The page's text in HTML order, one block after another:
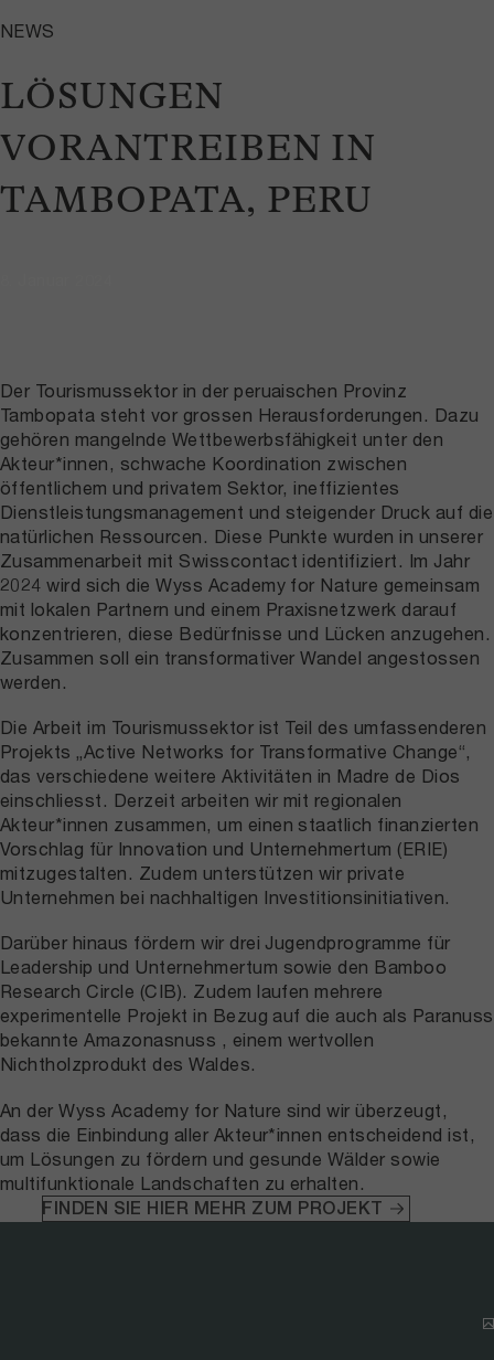
LÖSUNGEN
VORANTREIBEN IN
TAMBOPATA, PERU
NEWS
Der Tourismussektor in der peruaischen Provinz
Tambopata steht vor grossen Herausforderungen. Dazu
gehören mangelnde Wettbewerbsfähigkeit unter den
Akteur*innen, schwache Koordination zwischen
öffentlichem und privatem Sektor, ineffizientes
Dienstleistungsmanagement und steigender Druck auf die
natürlichen Ressourcen. Diese Punkte wurden in unserer
Zusammenarbeit mit Swisscontact identifiziert. Im Jahr
2024 wird sich die Wyss Academy for Nature gemeinsam
mit lokalen Partnern und einem Praxisnetzwerk darauf
konzentrieren, diese Bedürfnisse und Lücken anzugehen.
Zusammen soll ein transformativer Wandel angestossen
werden.
Die Arbeit im Tourismussektor ist Teil des umfassenderen
Projekts „Active Networks for Transformative Change“,
das verschiedene weitere Aktivitäten in Madre de Dios
einschliesst. Derzeit arbeiten wir mit regionalen
Akteur*innen zusammen, um einen staatlich finanzierten
Vorschlag für Innovation und Unternehmertum (ERIE)
mitzugestalten. Zudem unterstützen wir private
Unternehmen bei nachhaltigen Investitionsinitiativen.
Darüber hinaus fördern wir drei Jugendprogramme für
Leadership und Unternehmertum sowie den Bamboo
Research Circle (CIB). Zudem laufen mehrere
experimentelle Projekt in Bezug auf die auch als Paranuss
bekannte Amazonasnuss , einem wertvollen
Nichtholzprodukt des Waldes.
An der Wyss Academy for Nature sind wir überzeugt,
dass die Einbindung aller Akteur*innen entscheidend ist,
um Lösungen zu fördern und gesunde Wälder sowie
multifunktionale Landschaften zu erhalten.
FINDEN SIE HIER MEHR ZUM PROJEKT